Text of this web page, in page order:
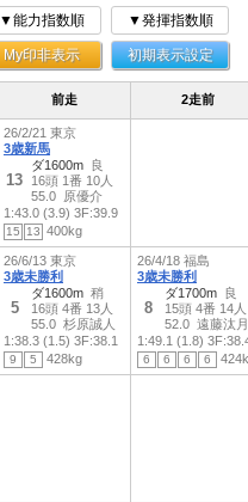
▼能力指数順 ▼発揮指数順
My印非表示 初期表示設定
前走 2走前
26/2/21 東京
3歳新馬
13
ダ1600m 良
16頭 1番 10人
55.0 原優介
1:43.0 (3.9) 3F:39.9
15 13 400kg
26/6/13 東京
3歳未勝利
5
ダ1600m 稍
16頭 4番 13人
55.0 杉原誠人
1:38.3 (1.5) 3F:38.1
9 5 428kg
26/4/18 福島
3歳未勝利
8
ダ1700m 良
15頭 4番 14人
52.0 遠藤汰月
1:49.1 (1.8)
6 6 6 6